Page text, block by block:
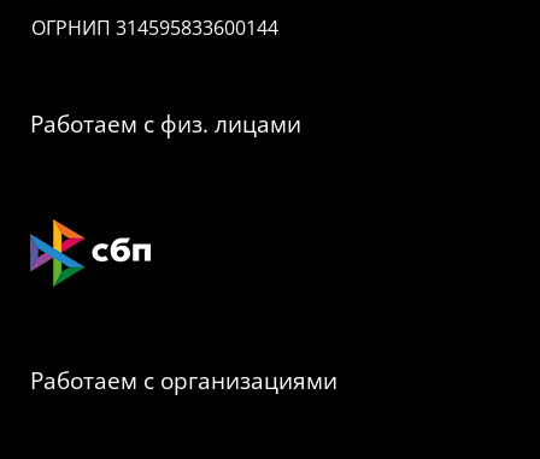
ОГРНИП 314595833600144
Работаем с физ. лицами
Работаем с организациями